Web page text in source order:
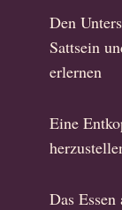
Den
Sattsein
erlernen
Eine
Das